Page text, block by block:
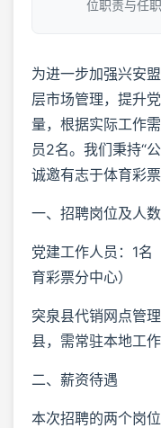
位职责与任
为进一步加强兴安
层市场管理，提升
量，根据实际工作
员2名。我们秉持“
诚邀有志于体育彩
一、招聘岗位及人数
党建工作人员：1名
育彩票分中心）
突泉县代销网点管
县，需常驻本地工作
二、薪资待遇
本次招聘的两个岗